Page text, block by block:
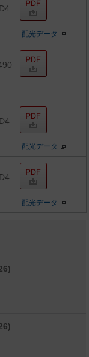
配光データ
配光データ
配光データ